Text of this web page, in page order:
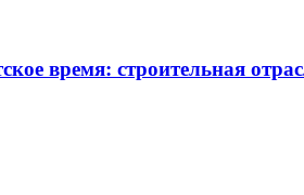
время: строительная